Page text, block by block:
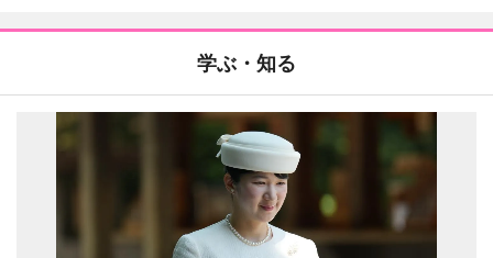
学ぶ・知る